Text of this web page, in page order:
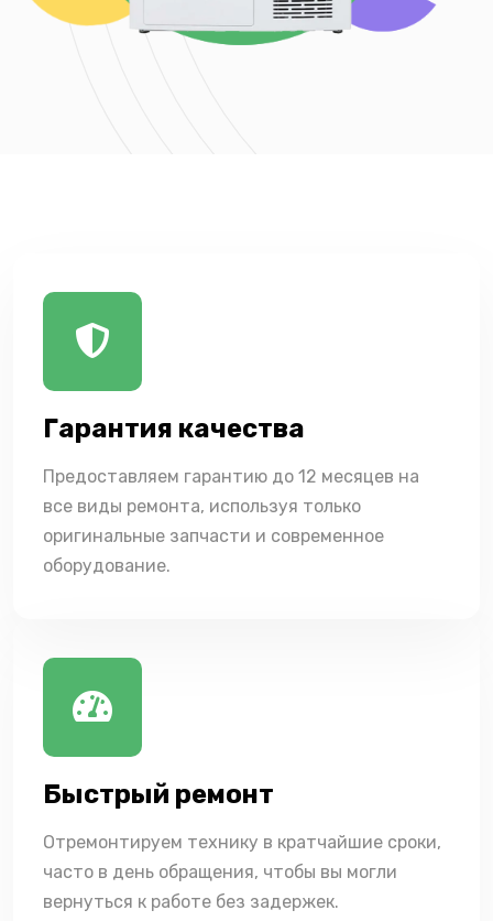
Гарантия качества
Предоставляем гарантию до 12 месяцев на
все виды ремонта, используя только
оригинальные запчасти и современное
оборудование.
Быстрый ремонт
Отремонтируем технику в кратчайшие сроки,
часто в день обращения, чтобы вы могли
вернуться к работе без задержек.